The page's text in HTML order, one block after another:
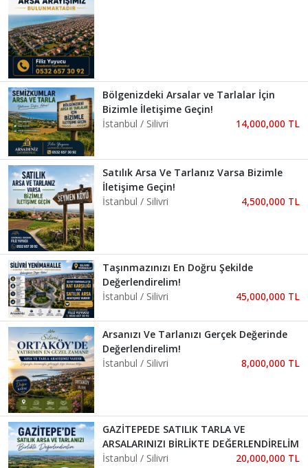
Bölgenizdeki Arsalar ve Tarlalar İçin
Bizimle İletişime Geçin!
İstanbul / Silivri
14,000,000 TL
Satılık Arsa Ve Tarlanız Varsa Bizimle
İletişime Geçin!
İstanbul / Silivri
4,500,000 TL
Taşınmazınızı En Doğru Şekilde
Değerlendirelim!
İstanbul / Silivri
45,000,000 TL
Arsanızı Ve Tarlanızı Gerçek Değerinde
Değerlendirelim!
İstanbul / Silivri
8,000,000 TL
GAZİTEPEDE SATILIK TARLA VE
ARSALARINIZI BİRLİKTE DEĞERLENDİRELİM
İstanbul / Silivri
20,000,000 TL